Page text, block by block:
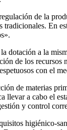
de la
En
dotación a la
de los recursos
con el
de materias
llevar a cabo el
y control
higiénico-